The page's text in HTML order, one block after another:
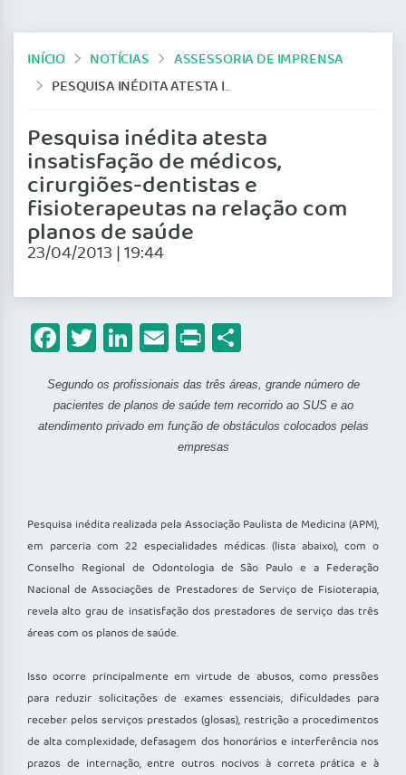
INÍCIO NOTÍCIAS
ASSESSORIA DE IMPRENSA
PESQUISA INÉDITA ATESTA INSATISFAÇÃO DE MÉDICOS, CIRURGIÕES-DENTISTAS E FISIOTERAPEUTAS NA RELAÇÃO COM PLANOS DE SAÚDE
Pesquisa inédita atesta
insatisfação de médicos,
cirurgiões-dentistas e
fisioterapeutas na relação com
planos de saúde
23/04/2013 | 19:44
Facebook
Twitter
LinkedIn
Email
Print
Segundo os profissionais das três áreas, grande número de
pacientes de planos de saúde tem recorrido ao SUS e ao
atendimento privado em função de obstáculos colocados pelas
empresas
Pesquisa inédita realizada pela Associação Paulista de Medicina (APM),
em parceria com 22 especialidades médicas (lista abaixo), com o
Conselho Regional de Odontologia de São Paulo e a Federação
Nacional de Associações de Prestadores de Serviço de Fisioterapia,
revela alto grau de insatisfação dos prestadores de serviço das três
áreas com os planos de saúde.
Isso ocorre principalmente em virtude de abusos, como pressões
para reduzir solicitações de exames essenciais, dificuldades para
receber pelos serviços prestados (glosas), restrição a procedimentos
de alta complexidade, defasagem dos honorários e interferência nos
prazos de internação, entre outros nocivos à correta prática e à